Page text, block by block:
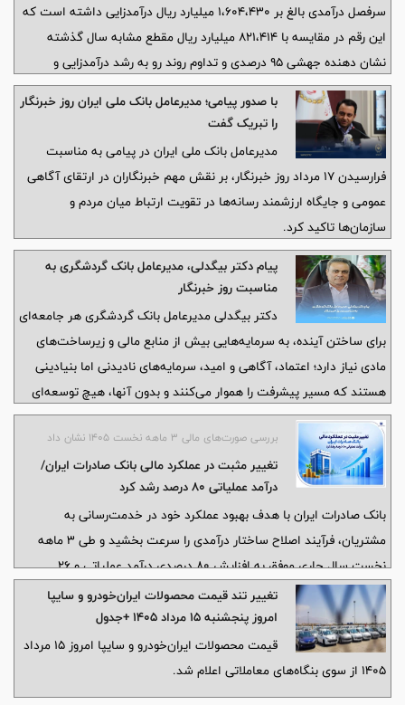
سرفصل درآمدی بالغ بر ۱،۶۰۴،۴۳۰ میلیارد ریال درآمدزایی داشته است که
این رقم در مقایسه با ۸۲۱،۴۱۴ میلیارد ریال مقطع مشابه سال گذشته
نشان دهنده جهشی ۹۵ درصدی و تداوم روند رو به رشد درآمدزایی و
تقویت عملکرد عملیاتی این بانک است.
با صدور پیامی؛ مدیرعامل بانک ملی ایران روز خبرنگار
را تبریک گفت
مدیرعامل بانک ملی ایران در پیامی به مناسبت
فرارسیدن ۱۷ مرداد روز خبرنگار، بر نقش مهم خبرنگاران در ارتقای آگاهی
عمومی و جایگاه ارزشمند رسانه‌ها در تقویت ارتباط میان مردم و
سازمان‌ها تاکید کرد.
پیام دکتر بیگدلی، مدیرعامل بانک گردشگری به
مناسبت روز خبرنگار
دکتر بیگدلی مدیرعامل بانک گردشگری هر جامعه‌ای
برای ساختن آینده، به سرمایه‌هایی بیش از منابع مالی و زیرساخت‌های
مادی نیاز دارد؛ اعتماد، آگاهی و امید، سرمایه‌های نادیدنی اما بنیادینی
هستند که مسیر پیشرفت را هموار می‌کنند و بدون آنها، هیچ توسعه‌ای
پایدار نخواهد ماند.
بررسی صورت‌های مالی 3 ماهه نخست 1405 نشان داد
تغییر مثبت در عملکرد مالی بانک صادرات ایران/
درآمد عملیاتی 80 درصد رشد کرد
بانک صادرات ایران با هدف بهبود عملکرد خود در خدمت‌رسانی به
مشتریان، فرآیند اصلاح ساختار درآمدی را سرعت بخشید و طی 3 ماهه
نخست سال جاری موفق به افزایش 80 درصدی درآمد عملیاتی و 26
درصدی سود خالص شد.تغییر تند قیمت محصولات ایران‌خودرو و سایپا
امروز پنجشنبه ۱۵ مرداد ۱۴۰۵ +جدول
قیمت محصولات ایران‌خودرو و سایپا امروز ۱۵ مرداد
۱۴۰۵ از سوی بنگاه‌های معاملاتی اعلام شد.